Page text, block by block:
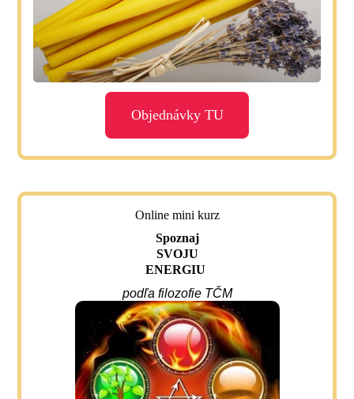
Objednávky TU
Online mini kurz
Spoznaj
SVOJU
ENERGIU
podľa filozofie TČM